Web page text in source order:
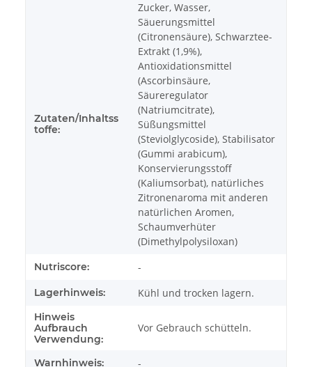
Zutaten/Inhaltss
toffe:
Zucker, Wasser,
Säuerungsmittel
(Citronensäure), Schwarztee-
Extrakt (1,9%),
Antioxidationsmittel
(Ascorbinsäure,
Säureregulator
(Natriumcitrate),
Süßungsmittel
(Steviolglycoside), Stabilisator
(Gummi arabicum),
Konservierungsstoff
(Kaliumsorbat), natürliches
Zitronenaroma mit anderen
natürlichen Aromen,
Schaumverhüter
(Dimethylpolysiloxan)
Nutriscore: -
Lagerhinweis: Kühl und trocken lagern.
Hinweis
Aufbrauch
Verwendung:
Vor Gebrauch schütteln.
Warnhinweis: -